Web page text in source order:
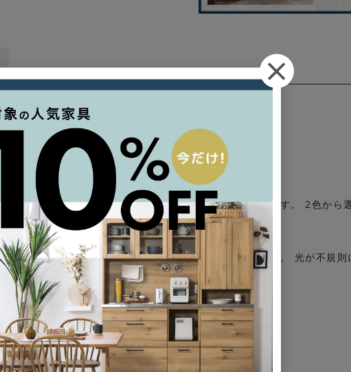
を得て生まれたペンダントランプ「Lapiss(ラピス)」です。 2色から選
のように輝く、フェミニンなデザイン
ェードが特徴。鉱物の自然な荒削り感を表現しています。 光が不規則
とで、レトロなニュアンスが感じられます。